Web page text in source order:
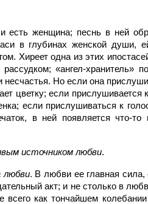
есть женщина; песнь в ней
в глубинах женской души,
Хиреет одна из этих
«ангел-хранитель»
Но если она
цветку; если прислушивается
если прислушиваться к
в ней появляется что-то
источником любви.
любви. В любви ее главная
акт; и не столько в
всего как тончайшем